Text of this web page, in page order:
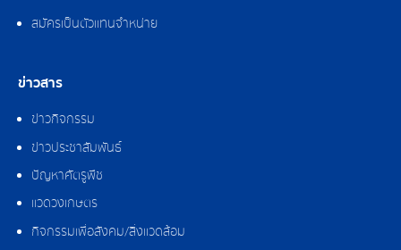
สมัครเป็นตัวแทนจำหน่าย
ข่าวสาร
ข่าวกิจกรรม
ข่าวประชาสัมพันธ์
ปัญหาศัตรูพืช
แวดวงเกษตร
กิจกรรมเพื่อสังคม/สิ่งแวดล้อม